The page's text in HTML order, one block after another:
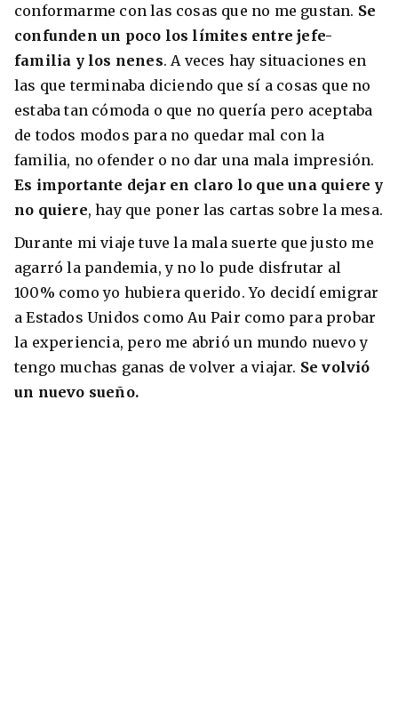
conformarme con las cosas que no me gustan. Se
confunden un poco los límites entre jefe-
familia y los nenes. A veces hay situaciones en
las que terminaba diciendo que sí a cosas que no
estaba tan cómoda o que no quería pero aceptaba
de todos modos para no quedar mal con la
familia, no ofender o no dar una mala impresión.
Es importante dejar en claro lo que una quiere y
no quiere, hay que poner las cartas sobre la mesa.
Durante mi viaje tuve la mala suerte que justo me
agarró la pandemia, y no lo pude disfrutar al
100% como yo hubiera querido. Yo decidí emigrar
a Estados Unidos como Au Pair como para probar
la experiencia, pero me abrió un mundo nuevo y
tengo muchas ganas de volver a viajar. Se volvió
un nuevo sueño.